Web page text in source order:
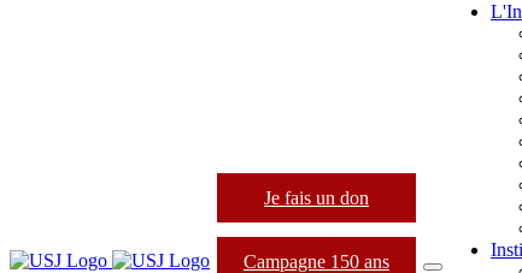
Je fais un don
Campagne 150 ans